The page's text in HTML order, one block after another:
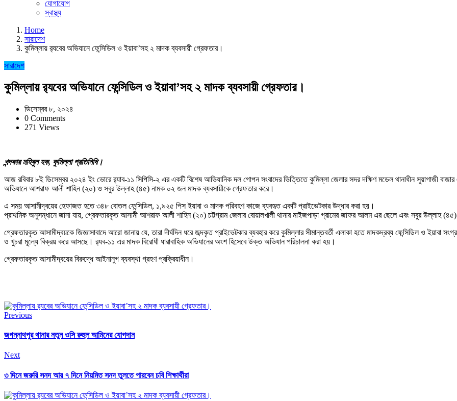
যোগাযোগ
স্বাস্থ্য
Home
সারাদেশ
কুমিল্লায় র‍্যবের অভিযানে ফেন্সিডিল ও ইয়াবা’সহ ২ মাদক ব্যবসায়ী গ্রেফতার।
সারাদেশ
কুমিল্লায় র‍্যবের অভিযানে ফেন্সিডিল ও ইয়াবা’সহ ২ মাদক ব্যবসায়ী গ্রেফতার।
ডিসেম্বর ৮, ২০২৪
0 Comments
271 Views
খন্দকার মহিবুল হক, কুমিল্লা প্রতিনিধি।
আজ রবিবার ৮ই ডিসেম্বর ২০২৪ ইং ভোরে র‍্যাব-১১ সিপিসি-২ এর একটি বিশেষ আভিযানিক দল গোপন সংবাদের ভিত্তিতে কুমিল্লা জেলার সদর দক্ষিণ মডেল থানাধীন সুয়াগাজী বাজার
অভিযানে আশরাফ আলী শাহিন (২০) ও সবুর উল্লাহ (৪৫) নামক ০২ জন মাদক ব্যবসায়ীকে গ্রেফতার করে।
এ সময় আসামীদ্বয়ের হেফাজত হতে ৩৪৮ বোতল ফেন্সিডিল, ১,৯২৫ পিস ইয়াবা ও মাদক পরিবহণ কাজে ব্যবহৃত একটি প্রাইভেটকার উদ্ধার করা হয়।
প্রাথমিক অনুসন্ধানে জানা যায়, গ্রেফতারকৃত আসামী আশরাফ আলী শাহিন (২০) চট্টগ্রাম জেলার বোয়ালখালী থানার মাইজপাড়া গ্রামের জাফর আলম এর ছেলে এবং সবুর উল্লাহ
গ্রেফতারকৃত আসামীদ্বয়কে জিজ্ঞাসাবাদে আরো জানায় যে, তারা দীর্ঘদিন ধরে জব্দকৃত প্রাইভেটকার ব্যবহার করে কুমিল্লার সীমান্তবর্তী এলাকা হতে মাদকদ্রব্য ফেন্সিডিল ও ইয়াবা
ও খুচরা মূল্যে বিক্রয় করে আসছে। র‍্যব-১১ এর মাদক বিরোধী ধারাবাহিক অভিযানের অংশ হিসেবে উক্ত অভিযান পরিচালনা করা হয়।
গ্রেফতারকৃত আসামীদ্বয়ের বিরুদ্ধে আইনানুগ ব্যবস্থা গ্রহণ প্রক্রিয়াধীন।
Previous
জগন্নাথপুর থানার নতুন ওসি রুহুল আমিনের যোগদান
Next
৩ দিনে জরুরি সনদ আর ৭ দিনে নিয়মিত সনদ তুলতে পারবেন চবি শিক্ষার্থীরা